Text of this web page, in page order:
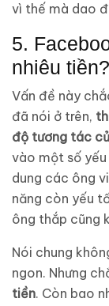
vì thế mà dao
5.
nhiêu tiền?
Vấn đề này
đã nói ở trên,
độ tương tác
vào một số
dung các ông
năng còn yếu
ông thắp cũng
Nói chung
ngon. Nhưng
tiền. Còn bao